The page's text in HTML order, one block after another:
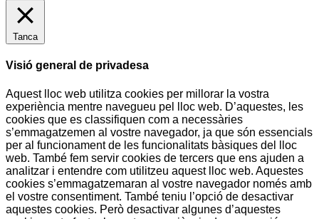
Tanca
Visió general de privadesa
Aquest lloc web utilitza cookies per millorar la vostra
experiència mentre navegueu pel lloc web. D’aquestes, les
cookies que es classifiquen com a necessàries
s’emmagatzemen al vostre navegador, ja que són essencials
per al funcionament de les funcionalitats bàsiques del lloc
web. També fem servir cookies de tercers que ens ajuden a
analitzar i entendre com utilitzeu aquest lloc web. Aquestes
cookies s’emmagatzemaran al vostre navegador només amb
el vostre consentiment. També teniu l’opció de desactivar
aquestes cookies. Però desactivar algunes d’aquestes